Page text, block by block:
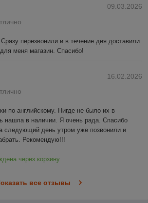
09.03.2026
перезвонили и в течение дея доставили
меня магазин. Спасибо!
16.02.2026
по английскому. Нигде не было их в
нашла в наличии. Я очень рада. Спасибо
следующий день утром уже позвонили и
Рекомендую!!!
через корзину
все отзывы